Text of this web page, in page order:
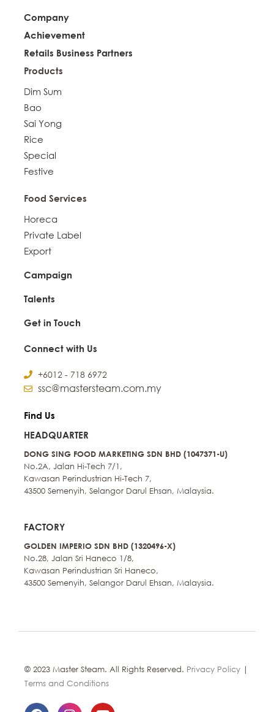
Company
Achievement
Retails Business Partners
Products
Dim Sum
Bao
Sai Yong
Rice
Special
Festive
Food Services
Horeca
Private Label
Export
Campaign
Talents
Get in Touch
Connect with Us
+6012 - 718 6972
ssc@mastersteam.com.my
Find Us
HEADQUARTER
DONG SING FOOD MARKETING SDN BHD (1047371-U)
No.2A, Jalan Hi-Tech 7/1,
Kawasan Perindustrian Hi-Tech 7,
43500 Semenyih, Selangor Darul Ehsan, Malaysia.
FACTORY
GOLDEN IMPERIO SDN BHD (1320496-X)
No.28, Jalan Sri Haneco 1/8,
Kawasan Perindustrian Sri Haneco,
43500 Semenyih, Selangor Darul Ehsan, Malaysia.
© 2023 Master Steam. All Rights Reserved. Privacy Policy |
Terms and Conditions